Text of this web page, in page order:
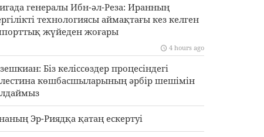
генералы Ибн-әл-Реза: Иранның
технологиясы аймақтағы кез келген
жүйеден жоғары
4 hours ago
Біз келіссөздер процесіндегі
көшбасшыларының әрбір шешімін
Эр-Риядқа қатаң ескертуі